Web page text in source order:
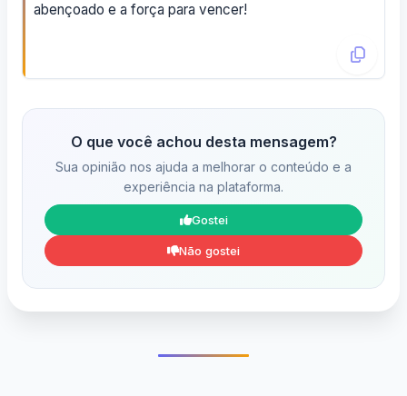
abençoado e a força para vencer!
O que você achou desta mensagem?
Sua opinião nos ajuda a melhorar o conteúdo e a
experiência na plataforma.
Gostei
Não gostei